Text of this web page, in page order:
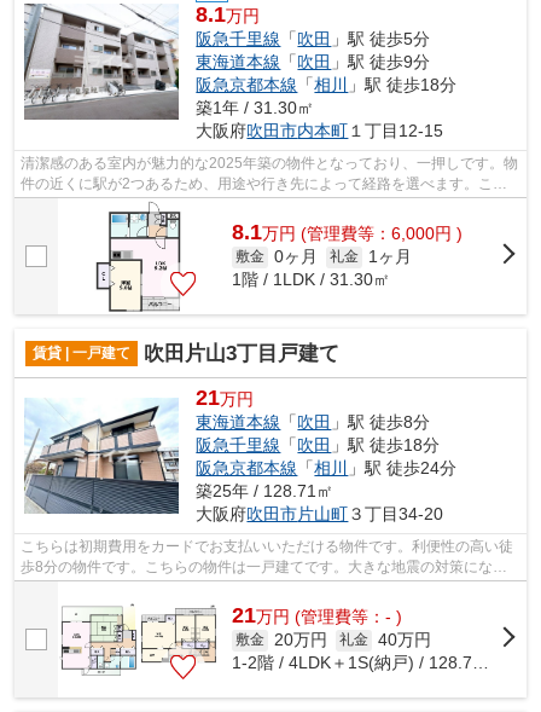
8.1万円
阪急千里線 「吹田 」駅 徒歩5分
東海道本線 「吹田 」駅 徒歩9分
阪急京都本線 「相川
」駅 徒歩18分
築1年 / 31.30㎡
大阪府吹田市内本町 １丁目12-15
清潔感のある室内が魅力的な2025年築の物件となっており、一押しです。物
件の近くに駅が2つあるため、用途や行き先によって経路を選べます。こち
らの物件はアパートです。敷地内にゴミ...
8.1万円 (管理費等：6,000円 )
敷金 0ヶ月 礼金
1ヶ月
1階 / 1LDK / 31.30㎡
賃貸 | 一戸建て 吹田片山3丁目戸建て
21万円
東海道本線 「吹田 」駅 徒歩8分
阪急千里線 「吹田 」駅 徒歩18分
阪急京都本線 「相川 」駅 徒歩24分
築25年 / 128.71㎡
大阪府吹田市片山町３丁目34-20
こちらは初期費用をカードでお支払いいただける物件です。利便性の高い徒
歩8分の物件です。こちらの物件は一戸建てです。大きな地震の対策になる
軽量鉄骨の耐震性のある物件です。今か...
21万円 (管理費等：- )
敷金 20万円 礼金 40万円